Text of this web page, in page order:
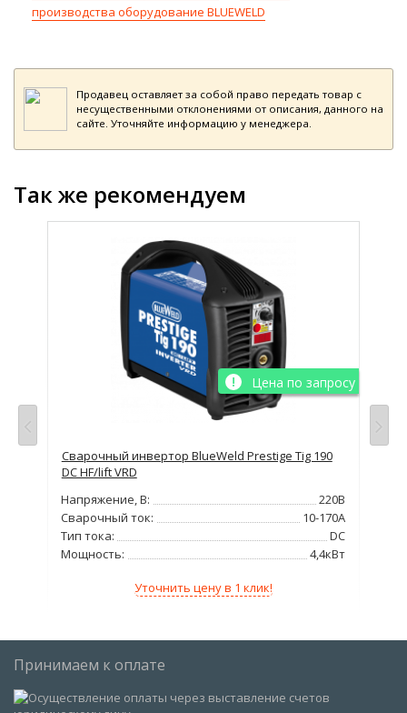
производства оборудование BLUEWELD
Продавец оставляет за собой право передать товар с
несущественными отклонениями от описания, данного на
сайте. Уточняйте информацию у менеджера.
Так же рекомендуем
Цена по запросу
Сварочный инвертор BlueWeld Prestige Tig 190
DC HF/lift VRD
Напряжение, В:
220В
Сварочный ток:
10-170А
Тип тока:
DC
Мощность:
4,4кВт
Уточнить цену в 1 клик!
Принимаем к оплате